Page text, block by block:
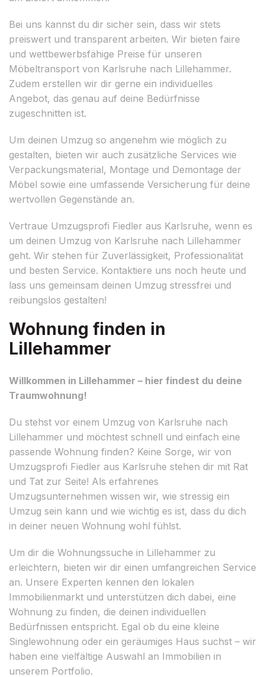
Bei uns kannst du dir sicher sein, dass wir stets
preiswert und transparent arbeiten. Wir bieten faire
und wettbewerbsfähige Preise für unseren
Möbeltransport von Karlsruhe nach Lillehammer.
Zudem erstellen wir dir gerne ein individuelles
Angebot, das genau auf deine Bedürfnisse
zugeschnitten ist.
Um deinen Umzug so angenehm wie möglich zu
gestalten, bieten wir auch zusätzliche Services wie
Verpackungsmaterial, Montage und Demontage der
Möbel sowie eine umfassende Versicherung für deine
wertvollen Gegenstände an.
Vertraue Umzugsprofi Fiedler aus Karlsruhe, wenn es
um deinen Umzug von Karlsruhe nach Lillehammer
geht. Wir stehen für Zuverlässigkeit, Professionalität
und besten Service. Kontaktiere uns noch heute und
lass uns gemeinsam deinen Umzug stressfrei und
reibungslos gestalten!
Wohnung finden in
Lillehammer
Willkommen in Lillehammer – hier findest du deine
Traumwohnung!
Du stehst vor einem Umzug von Karlsruhe nach
Lillehammer und möchtest schnell und einfach eine
passende Wohnung finden? Keine Sorge, wir von
Umzugsprofi Fiedler aus Karlsruhe stehen dir mit Rat
und Tat zur Seite! Als erfahrenes
Umzugsunternehmen wissen wir, wie stressig ein
Umzug sein kann und wie wichtig es ist, dass du dich
in deiner neuen Wohnung wohl fühlst.
Um dir die Wohnungssuche in Lillehammer zu
erleichtern, bieten wir dir einen umfangreichen Service
an. Unsere Experten kennen den lokalen
Immobilienmarkt und unterstützen dich dabei, eine
Wohnung zu finden, die deinen individuellen
Bedürfnissen entspricht. Egal ob du eine kleine
Singlewohnung oder ein geräumiges Haus suchst – wir
haben eine vielfältige Auswahl an Immobilien in
unserem Portfolio.